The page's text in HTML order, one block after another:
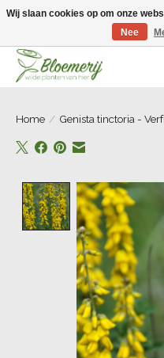
Home / Genista tinctoria -
Product image
Wij slaan cookies op om onze
Nee